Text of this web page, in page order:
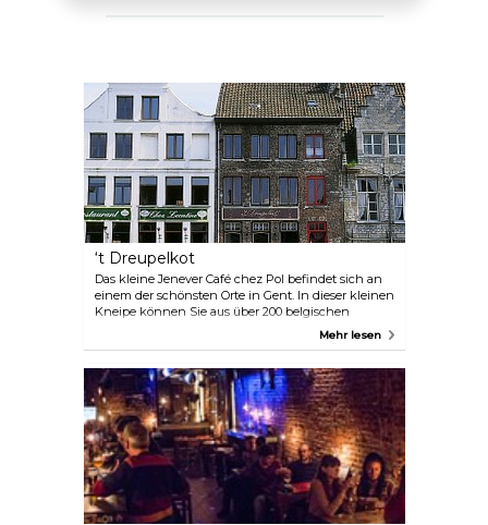
‘t Dreupelkot
Das kleine Jenever Café chez Pol befindet sich an
einem der schönsten Orte in Gent. In dieser kleinen
Kneipe können Sie aus über 200 belgischen
Genevern wählen, die in Gent eher als "Dreupel"
Mehr lesen